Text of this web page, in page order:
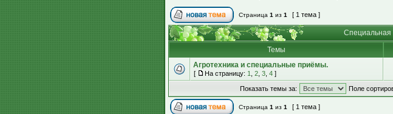
Страница 1 из 1 [ 1 тема ]
Специальная
Темы
Агротехника и специальные приёмы.
[ На страницу: 1 2 3 4 ]
Показать темы за: Поле
Страница 1 из 1 [ 1 тема ]